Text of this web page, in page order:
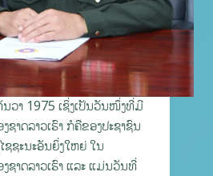
ວາ 1975 ເຊິ່ງເປັນວັນໜຶ່ງທີ່ມີ
າດລາວເຮົາ ກໍຄືຂອງປະຊາຊົນ
ຊຊະນະອັນຍິ່ງໃຫຍ່ ໃນ
ຊາດລາວເຮົາ ແລະ ແມ່ນວັນທີ່